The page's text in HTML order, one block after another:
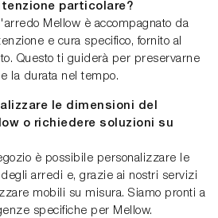
particolare?
Mellow è accompagnato da
e cura specifico, fornito al
Questo ti guiderà per preservarne
la durata nel tempo.
le dimensioni del
o richiedere soluzioni su
è possibile personalizzare le
arredi e, grazie ai nostri servizi
mobili su misura. Siamo pronti a
specifiche per Mellow.